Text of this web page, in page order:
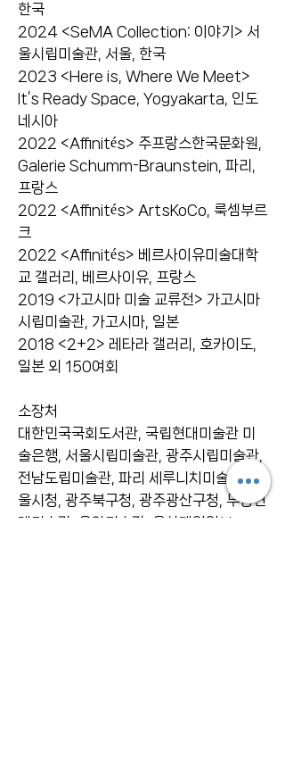
한국
2024 <SeMA Collection: 이야기> 서
울시립미술관, 서울, 한국
2023 <Here is, Where We Meet>
It’s Ready Space, Yogyakarta, 인도
네시아
2022 <Affinités> 주프랑스한국문화원,
Galerie Schumm-Braunstein, 파리,
프랑스
2022 <Affinités> ArtsKoCo, 룩셈부르
크
2022 <Affinités> 베르사이유미술대학
교 갤러리, 베르사이유, 프랑스
2019 <가고시마 미술 교류전> 가고시마
시립미술관, 가고시마, 일본
2018 <2+2> 레타라 갤러리, 호카이도,
일본 외 150여회
소장처
대한민국국회도서관, 국립현대미술관 미
술은행, 서울시립미술관, 광주시립미술관,
전남도립미술관, 파리 세루니치미술관, 서
울시청, 광주북구청, 광주광산구청, 무등현
대미술관, 은암미술관, 울산제일일보